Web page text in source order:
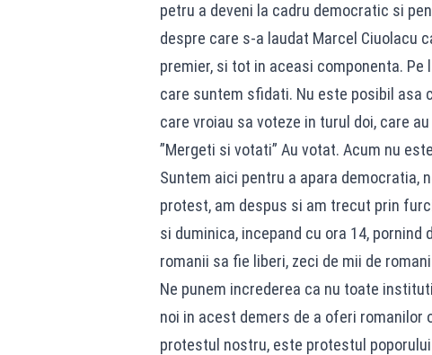
petru a deveni la cadru democratic si
despre care s-a laudat Marcel Ciuolacu
premier, si tot in aceasi componenta.
care suntem sfidati. Nu este posibil asa
care vroiau sa voteze in turul doi, care
”Mergeti si votati” Au votat. Acum nu
Suntem aici pentru a apara democratia,
protest, am despus si am trecut prin
si duminica, incepand cu ora 14,
romanii sa fie liberi, zeci de mii de
Ne punem increderea ca nu toate
noi in acest demers de a oferi
protestul nostru, este protestul